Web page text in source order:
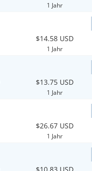
1 Jahr
$14.58 USD
1 Jahr
$13.75 USD
1 Jahr
$26.67 USD
1 Jahr